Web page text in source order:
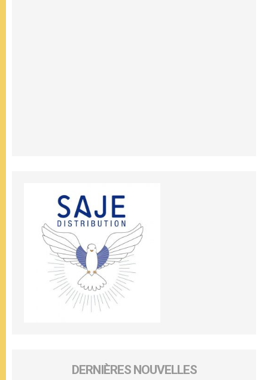
DERNIÈRES NOUVELLES